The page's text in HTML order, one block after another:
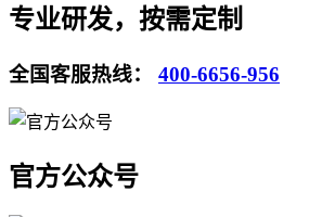
专业研发，按需定制
全国客服热线： 400-6656-956
官方公众号